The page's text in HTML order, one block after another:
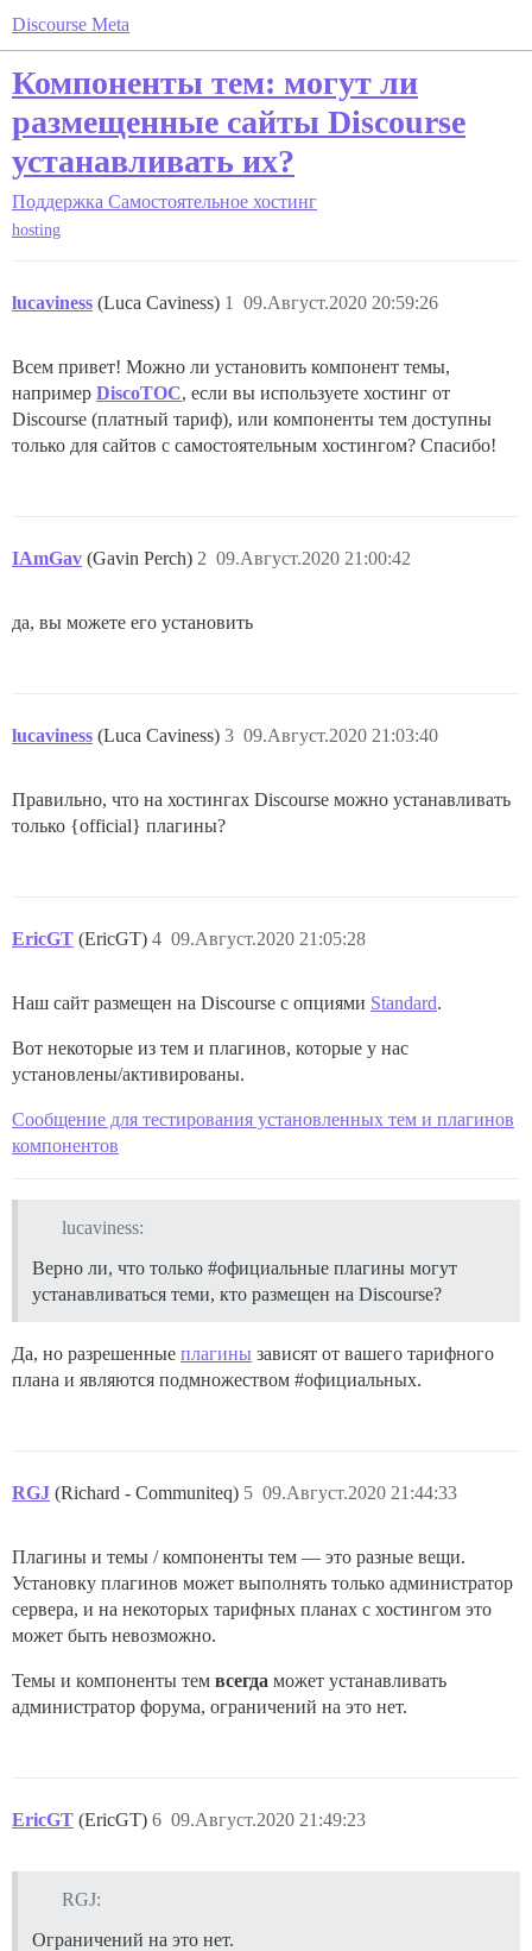
Discourse Meta
Компоненты тем: могут ли
размещенные сайты Discourse
устанавливать их?
Поддержка Самостоятельное хостинг
hosting
lucaviness (Luca Caviness) 09.Август.2020 20:59:26
1
Всем привет! Можно ли установить компонент темы,
например DiscoTOC, если вы используете хостинг от
Discourse (платный тариф), или компоненты тем доступны
только для сайтов с самостоятельным хостингом? Спасибо!
IAmGav (Gavin Perch) 09.Август.2020 21:00:42
2
да, вы можете его установить
lucaviness (Luca Caviness) 09.Август.2020 21:03:40
3
Правильно, что на хостингах Discourse можно устанавливать
только {official} плагины?
EricGT (EricGT) 09.Август.2020 21:05:28
4
Наш сайт размещен на Discourse с опциями Standard.
Вот некоторые из тем и плагинов, которые у нас
установлены/активированы.
Сообщение для тестирования установленных тем и плагинов
компонентов
lucaviness:
Верно ли, что только #официальные плагины могут
устанавливаться теми, кто размещен на Discourse?
Да, но разрешенные плагины зависят от вашего тарифного
плана и являются подмножеством #официальных.
RGJ (Richard - Communiteq) 09.Август.2020 21:44:33
5
Плагины и темы / компоненты тем — это разные вещи.
Установку плагинов может выполнять только администратор
сервера, и на некоторых тарифных планах с хостингом это
может быть невозможно.
Темы и компоненты тем всегда может устанавливать
администратор форума, ограничений на это нет.
EricGT (EricGT) 09.Август.2020 21:49:23
6
RGJ:
Ограничений на это нет.